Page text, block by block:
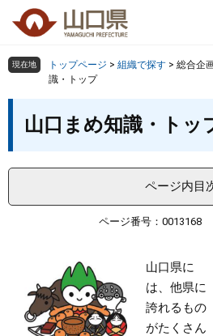
の
頭
。
ー
飛
て
本
へ
組織で探す
健康・福祉
教育・文化・スポーツ
検索の仕方 組織で探す サイ
現在地 トップページ > 組織で探す > 総合企
識・トップ
山口まめ知識・トッ
ページ内目
ページ番号：0013168
山口県に
は、他県に
誇れるもの
がたくさん